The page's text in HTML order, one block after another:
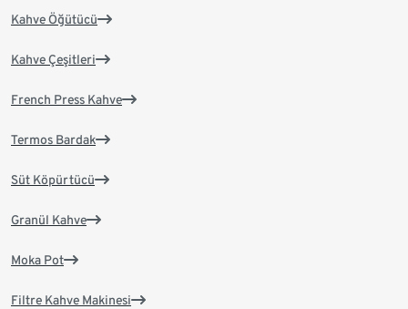
Kahve Öğütücü
Kahve Çeşitleri
French Press Kahve
Termos Bardak
Süt Köpürtücü
Granül Kahve
Moka Pot
Filtre Kahve Makinesi